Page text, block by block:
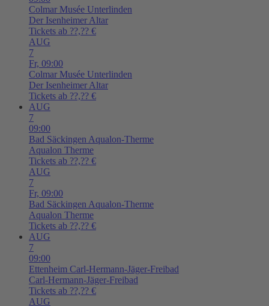
Colmar Musée Unterlinden
Der Isenheimer Altar
Tickets ab ??,?? €
AUG
7
Fr, 09:00
Colmar Musée Unterlinden
Der Isenheimer Altar
Tickets ab ??,?? €
AUG
7
09:00
Bad Säckingen Aqualon-Therme
Aqualon Therme
Tickets ab ??,?? €
AUG
7
Fr, 09:00
Bad Säckingen Aqualon-Therme
Aqualon Therme
Tickets ab ??,?? €
AUG
7
09:00
Ettenheim Carl-Hermann-Jäger-Freibad
Carl-Hermann-Jäger-Freibad
Tickets ab ??,?? €
AUG